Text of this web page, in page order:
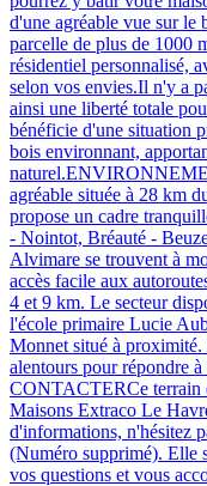
d'une agréable vue sur le
parcelle de plus de 1000
résidentiel personnalisé,
selon vos envies.Il n'y a
ainsi une liberté totale
bénéficie d'une situation
bois environnant,
agréable située à 28 km
propose un cadre
- Nointot, Bréauté -
Alvimare se trouvent à
accès facile aux
4 et 9 km. Le secteur
l'école primaire Lucie
Monnet situé à proximité.
alentours pour répondre
CONTACTERCe terrain
Maisons Extraco Le
d'informations, n'hésitez
(Numéro supprimé). Elle
vos questions et vous